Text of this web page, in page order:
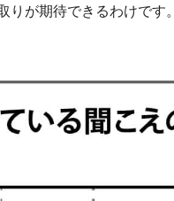
りが期待できるわけです。